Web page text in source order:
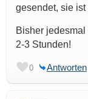
gesendet, sie
Bisher
2-3 Stunden!
0 Antworten